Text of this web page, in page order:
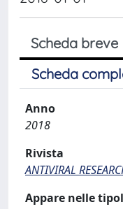
Scheda breve
Scheda
Anno
2018
Rivista
ANTIVIRAL
Appare nelle